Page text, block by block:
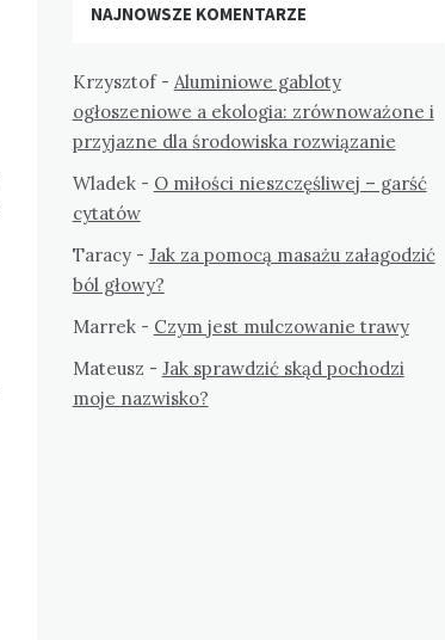
NAJNOWSZE KOMENTARZE
Krzysztof- Aluminiowe gabloty
ogłoszeniowe a ekologia: zrównoważone i
przyjazne dla środowiska rozwiązanie
Wladek- O miłości nieszczęśliwej – garść
cytatów
Taracy- Jak za pomocą masażu załagodzić
ból głowy?
Marrek- Czym jest mulczowanie trawy
Mateusz - Jak sprawdzić skąd pochodzi
moje nazwisko?